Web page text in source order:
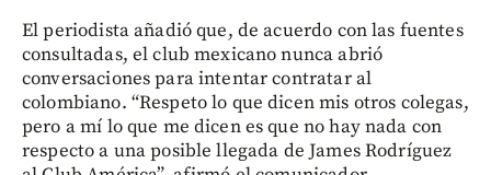
El periodista añadió que, de acuerdo con las fuentes
consultadas, el club mexicano nunca abrió
conversaciones para intentar contratar al
colombiano. “Respeto lo que dicen mis otros colegas,
pero a mí lo que me dicen es que no hay nada con
respecto a una posible llegada de James Rodríguez